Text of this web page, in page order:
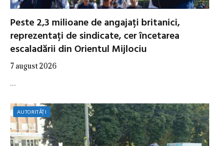
Peste 2,3 milioane de angajați britanici,
reprezentați de sindicate, cer încetarea
escaladării din Orientul Mijlociu
7 august 2026
…
AUTORITĂȚI